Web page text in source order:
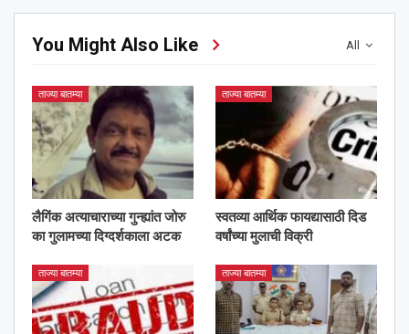
All
You Might Also Like
ताज्या बातम्या
लैगिंक अत्याचाराच्या गुन्ह्यांत जोरु
का गुलामच्या दिग्दर्शकाला अटक
ताज्या बातम्या
स्वतव्या आर्थिक फायद्यासाठी दिड
वर्षांच्या मुलाची विक्री
ताज्या बातम्या ताज्या बातम्या